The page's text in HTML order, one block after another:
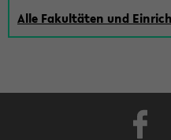
Alle Fakultäten und